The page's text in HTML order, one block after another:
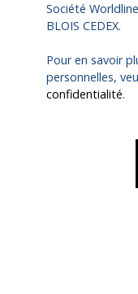
Société
BLOIS CEDEX.
Pour en savoir
personnelles,
confidentialité.